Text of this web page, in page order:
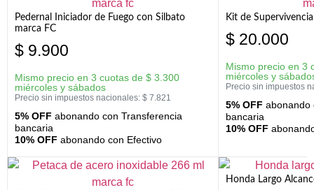
Pedernal Iniciador de Fuego con Silbato
marca FC
$ 9.900
Mismo precio en 3 cuotas de $ 3.300
miércoles y sábados
Precio sin impuestos nacionales: $ 7.821
5% OFF abonando con Transferencia
bancaria
10% OFF abonando con Efectivo
Kit de
$ 20.000
Mismo precio en 3
miércoles y
Precio sin impuestos
5% OFF abonando
bancaria
10% OFF
Honda Largo